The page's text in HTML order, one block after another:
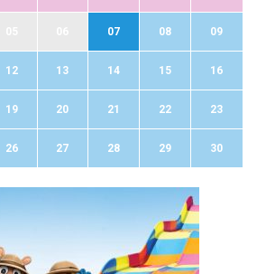
07 08 09
12 13 14 15 16
19 20 21 22 23
26 27 28 29 30